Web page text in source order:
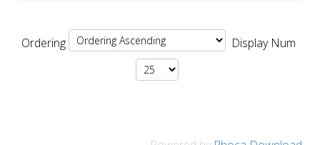
Ordering Display Num